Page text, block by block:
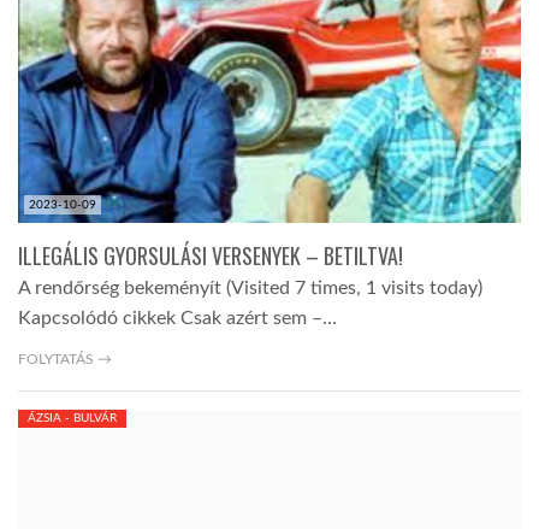
2023-10-09
ILLEGÁLIS GYORSULÁSI VERSENYEK – BETILTVA!
A rendőrség bekeményít (Visited 7 times, 1 visits today)
Kapcsolódó cikkek Csak azért sem –…
FOLYTATÁS →
ÁZSIA - BULVÁR